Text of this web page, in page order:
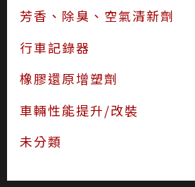
芳香、除臭、空氣清新劑
行車記錄器
橡膠還原增塑劑
車輛性能提升/改裝
未分類